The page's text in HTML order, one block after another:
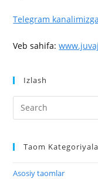
Telegram
Veb sahifa:
Izlash
Taom
Asosiy taomlar